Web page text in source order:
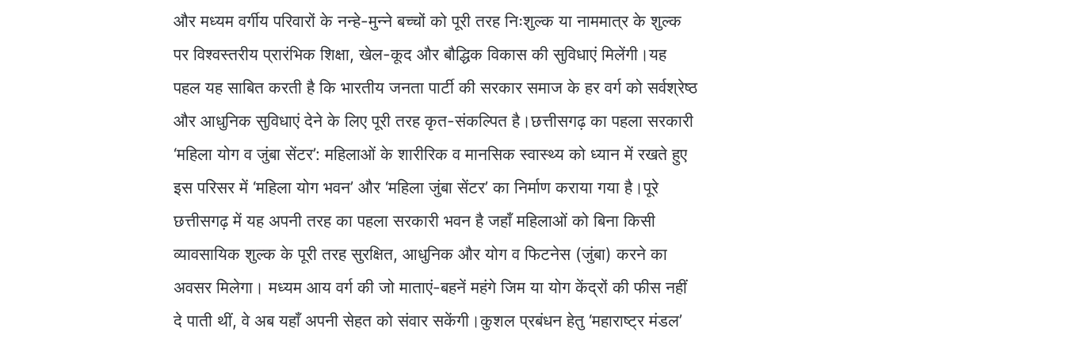
और मध्यम वर्गीय परिवारों के नन्हे-मुन्ने बच्चों को पूरी तरह निःशुल्क या नाममात्र के शुल्क
पर विश्वस्तरीय प्रारंभिक शिक्षा, खेल-कूद और बौद्धिक विकास की सुविधाएं मिलेंगी।यह
पहल यह साबित करती है कि भारतीय जनता पार्टी की सरकार समाज के हर वर्ग को सर्वश्रेष्ठ
और आधुनिक सुविधाएं देने के लिए पूरी तरह कृत-संकल्पित है।छत्तीसगढ़ का पहला सरकारी
‘महिला योग व जुंबा सेंटर’: महिलाओं के शारीरिक व मानसिक स्वास्थ्य को ध्यान में रखते हुए
इस परिसर में ‘महिला योग भवन’ और ‘महिला जुंबा सेंटर’ का निर्माण कराया गया है।पूरे
छत्तीसगढ़ में यह अपनी तरह का पहला सरकारी भवन है जहाँ महिलाओं को बिना किसी
व्यावसायिक शुल्क के पूरी तरह सुरक्षित, आधुनिक और योग व फिटनेस (जुंबा) करने का
अवसर मिलेगा। मध्यम आय वर्ग की जो माताएं-बहनें महंगे जिम या योग केंद्रों की फीस नहीं
दे पाती थीं, वे अब यहाँ अपनी सेहत को संवार सकेंगी।कुशल प्रबंधन हेतु ‘महाराष्ट्र मंडल’